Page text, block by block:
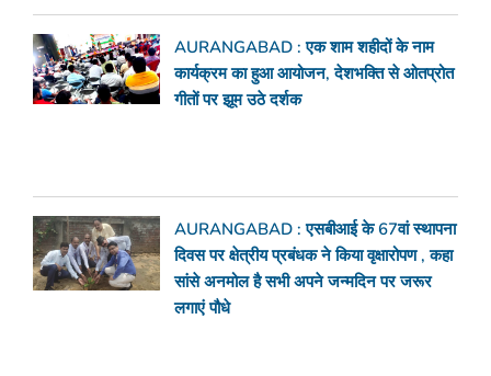
AURANGABAD : एक शाम शहीदों के नाम
कार्यक्रम का हुआ आयोजन, देशभक्ति से ओतप्रोत
गीतों पर झूम उठे दर्शक
AURANGABAD : एसबीआई के 67वां स्थापना
दिवस पर क्षेत्रीय प्रबंधक ने किया वृक्षारोपण , कहा
सांसे अनमोल है सभी अपने जन्मदिन पर जरूर
लगाएं पौधे